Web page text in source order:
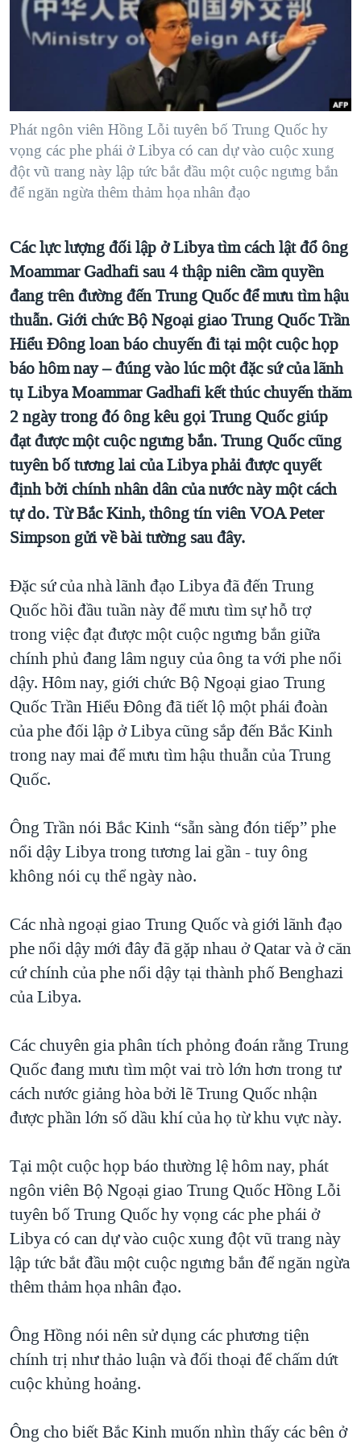
"Tìm"NGƯỜI VIỆT HẢI NGOẠI
ĐỜI SỐNG
SỨC KHOẺ
VĂN HOÁ
THỂ THAO
TẠI
HÀNH TRÌNH BẦU CỬ 2024
MỘT NĂM CHIẾN TRANH TẠI DẢI GAZA
GIẢI MÃ VÀNH ĐAI & CON ĐƯỜNG
TRỊNH VĨNH BÌNH - NGƯỜI HẠ 'BÊN THẮNG CUỘC'
GROUND ZERO – XƯA VÀ NAY
THƯỢNG ĐỈNH TRUMP-KIM TẠI VIỆT NAM
TRỊNH VĨNH BÌNH VS. CHÍNH PHỦ VIỆT NAM
NGƯ DÂN VIỆT VÀ LÀN SÓNG TRỘM HẢI SÂM
BÊN KIA QUỐC LỘ: TIẾNG VỌNG TỪ NÔNG THÔN MỸ
QUAN HỆ VIỆT MỸ
VIDEO
NGHE
Ngôn ngữ khác
Phát ngôn viên Hồng Lỗi tuyên bố Trung Quốc hy
vọng các phe phái ở Libya có can dự vào cuộc xung
đột vũ trang này lập tức bắt đầu một cuộc ngưng bắn
để ngăn ngừa thêm thảm họa nhân đạo
Các lực lượng đối lập ở Libya tìm cách lật đổ ông
Moammar Gadhafi sau 4 thập niên cầm quyền
đang trên đường đến Trung Quốc để mưu tìm hậu
thuẫn. Giới chức Bộ Ngoại giao Trung Quốc Trần
Hiểu Đông loan báo chuyến đi tại một cuộc họp
báo hôm nay – đúng vào lúc một đặc sứ của lãnh
tụ Libya Moammar Gadhafi kết thúc chuyến thăm
2 ngày trong đó ông kêu gọi Trung Quốc giúp
đạt được một cuộc ngưng bắn. Trung Quốc cũng
tuyên bố tương lai của Libya phải được quyết
định bởi chính nhân dân của nước này một cách
tự do. Từ Bắc Kinh, thông tín viên VOA Peter
Simpson gửi về bài tường sau đây.
Đặc sứ của nhà lãnh đạo Libya đã đến Trung
Quốc hồi đầu tuần này để mưu tìm sự hỗ trợ
trong việc đạt được một cuộc ngưng bắn giữa
chính phủ đang lâm nguy của ông ta với phe nổi
dậy. Hôm nay, giới chức Bộ Ngoại giao Trung
Quốc Trần Hiểu Đông đã tiết lộ một phái đoàn
của phe đối lập ở Libya cũng sắp đến Bắc Kinh
trong nay mai để mưu tìm hậu thuẫn của Trung
Quốc.
Ông Trần nói Bắc Kinh “sẵn sàng đón tiếp” phe
nổi dậy Libya trong tương lai gần - tuy ông
không nói cụ thể ngày nào.
Các nhà ngoại giao Trung Quốc và giới lãnh đạo
phe nổi dậy mới đây đã gặp nhau ở Qatar và ở căn
cứ chính của phe nổi dậy tại thành phố Benghazi
của Libya.
Các chuyên gia phân tích phỏng đoán rằng Trung
Quốc đang mưu tìm một vai trò lớn hơn trong tư
cách nước giảng hòa bởi lẽ Trung Quốc nhận
được phần lớn số dầu khí của họ từ khu vực này.
Tại một cuộc họp báo thường lệ hôm nay, phát
ngôn viên Bộ Ngoại giao Trung Quốc Hồng Lỗi
tuyên bố Trung Quốc hy vọng các phe phái ở
Libya có can dự vào cuộc xung đột vũ trang này
lập tức bắt đầu một cuộc ngưng bắn để ngăn ngừa
thêm thảm họa nhân đạo.
Ông Hồng nói nên sử dụng các phương tiện
chính trị như thảo luận và đối thoại để chấm dứt
cuộc khủng hoảng.
Ông cho biết Bắc Kinh muốn nhìn thấy các bên ở